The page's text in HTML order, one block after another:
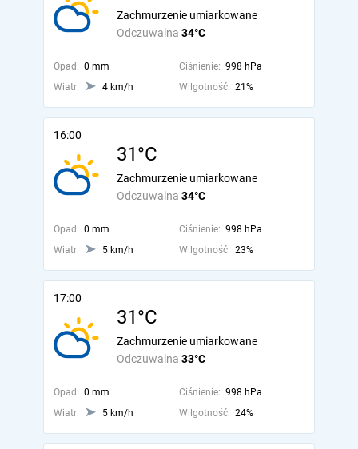
Odczuwalna 34°C
Zachmurzenie umiarkowane
Opad: 0 mm Ciśnienie: 998 hPa
Wiatr:
4 km/h Wilgotność: 21%
16:00
31°C
Odczuwalna 34°C
Zachmurzenie umiarkowane
Opad: 0 mm Ciśnienie: 998 hPa
Wiatr:
5 km/h Wilgotność: 23%
17:00
31°C
Odczuwalna 33°C
Zachmurzenie umiarkowane
Opad: 0 mm Ciśnienie: 998 hPa
Wiatr:
5 km/h Wilgotność: 24%